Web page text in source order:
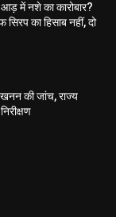
में नशे का कारोबार?
का हिसाब नहीं, दो
की जांच, राज्य